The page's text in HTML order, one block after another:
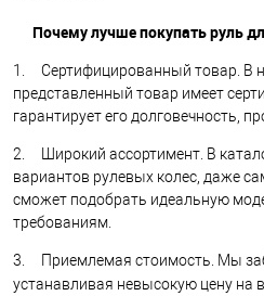
Почему лучше покупать руль
1. Сертифицированный товар. В
представленный товар имеет
гарантирует его долговечность,
2. Широкий ассортимент. В
вариантов рулевых колес, даже
сможет подобрать идеальную
требованиям.
3. Приемлемая стоимость. Мы
устанавливая невысокую цену на